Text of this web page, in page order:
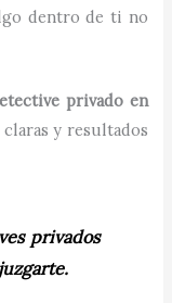
dentro de ti no
privado en
y resultados
privados